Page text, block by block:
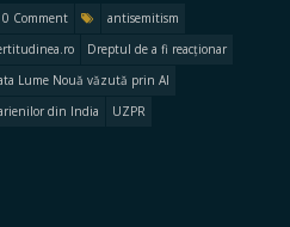
0 Comment
antisemitism
Dreptul de a fi reacționar
Lume Nouă văzută prin AI
din India
UZPR